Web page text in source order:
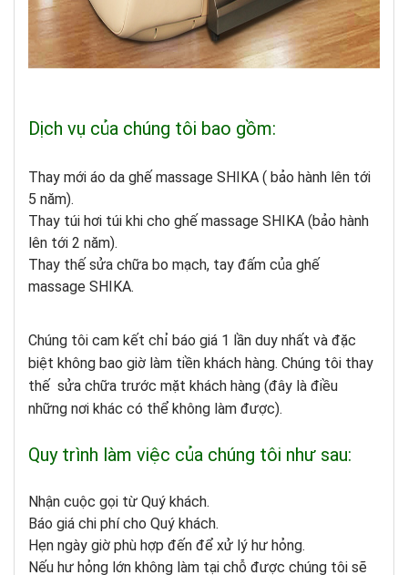
Dịch vụ của chúng tôi bao gồm:
Thay mới áo da ghế massage SHIKA ( bảo hành lên tới
5 năm).
Thay túi hơi túi khi cho ghế massage SHIKA (bảo hành
lên tới 2 năm).
Thay thế sửa chữa bo mạch, tay đấm của ghế
massage SHIKA.
Chúng tôi cam kết chỉ báo giá 1 lần duy nhất và đặc
biệt không bao giờ làm tiền khách hàng. Chúng tôi thay
thế sửa chữa trước mặt khách hàng (đây là điều
những nơi khác có thể không làm được).
Quy trình làm việc của chúng tôi như sau:
Nhận cuộc gọi từ Quý khách.
Báo giá chi phí cho Quý khách.
Hẹn ngày giờ phù hợp đến để xử lý hư hỏng.
Nếu hư hỏng lớn không làm tại chỗ được chúng tôi sẽ